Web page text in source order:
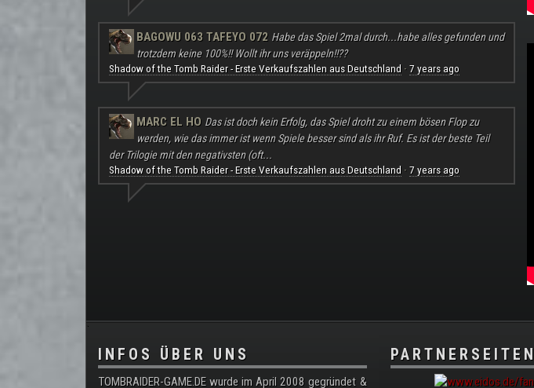
BAGOWU 063 TAFEYO 072 Habe das Spiel 2mal durch...habe alles gefunden und
trotzdem keine 100%!! Wollt ihr uns veräppeln!!??
Shadow of the Tomb Raider - Erste Verkaufszahlen aus Deutschland · 7 years ago
MARC EL HO Das ist doch kein Erfolg, das Spiel droht zu einem bösen Flop zu
werden, wie das immer ist wenn Spiele besser sind als ihr Ruf. Es ist der beste Teil
der Trilogie mit den negativsten (oft...
Shadow of the Tomb Raider - Erste Verkaufszahlen aus Deutschland · 7 years ago
.
INFOS ÜBER UNS
TOMBRAIDER-GAME.DE wurde im April 2008 gegründet &
PARTNERSEITEN